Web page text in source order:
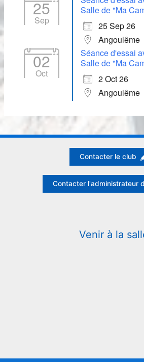
25
Sep
Salle de "Ma
25 Sep 26
Angoulême
02
Oct
Séance d'essai
Salle de "Ma
2 Oct 26
Angoulême
Contacter le club
Contacter l'administrateur
Venir à la